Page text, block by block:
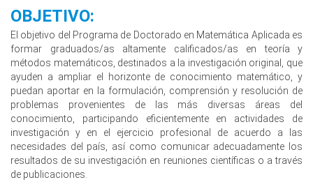
OBJETIVO:
El objetivo del Programa de Doctorado en Matemática Aplicada es
formar graduados/as altamente calificados/as en teoría y
métodos matemáticos, destinados a la investigación original, que
ayuden a ampliar el horizonte de conocimiento matemático, y
puedan aportar en la formulación, comprensión y resolución de
problemas provenientes de las más diversas áreas del
conocimiento, participando eficientemente en actividades de
investigación y en el ejercicio profesional de acuerdo a las
necesidades del país, así como comunicar adecuadamente los
resultados de su investigación en reuniones científicas o a través
de publicaciones.